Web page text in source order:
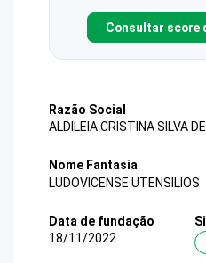
Consultar score
Razão Social
ALDILEIA CRISTINA SILVA
Nome Fantasia
LUDOVICENSE UTENSILIOS
Data de fundação
18/11/2022